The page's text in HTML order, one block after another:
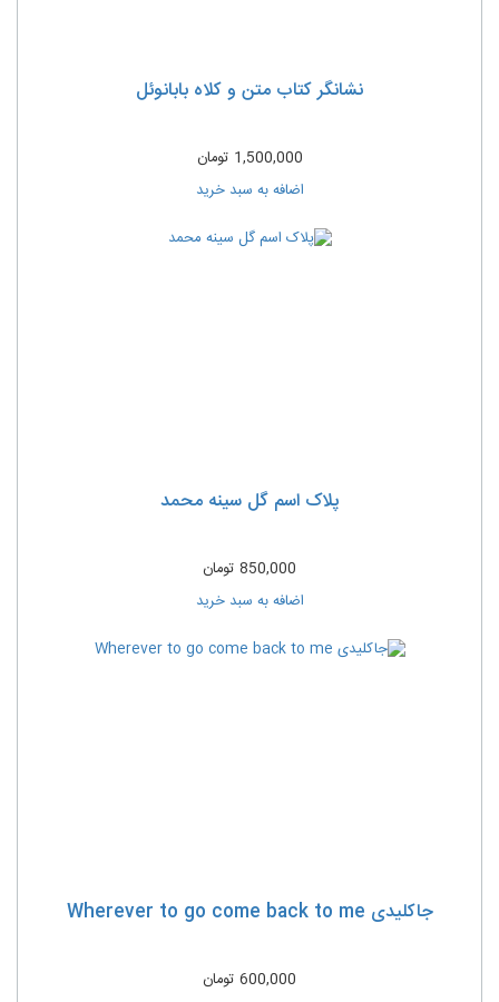
نشانگر کتاب متن و کلاه بابانوئل
1,500,000 تومان
اضافه به سبد خرید
پلاک اسم گل سینه محمد
850,000 تومان
اضافه به سبد خرید
جاکلیدی Wherever to go come back to me
600,000 تومان